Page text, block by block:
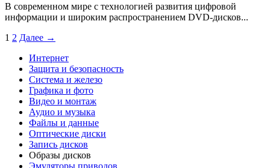
В современном мире с технологией развития цифровой
информации и широким распространением DVD-дисков...
1 2 Далее →
Интернет
Защита и безопасность
Система и железо
Графика и фото
Видео и монтаж
Аудио и музыка
Файлы и данные
Оптические диски
Запись дисков
Образы дисков
Эмуляторы приводов